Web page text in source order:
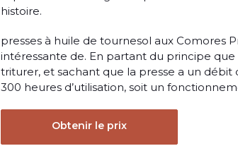
histoire.
presses à huile de tournesol aux Comores
intéressante de. En partant du principe
triturer, et sachant que la presse a un
300 heures d’utilisation, soit un
Obtenir le prix